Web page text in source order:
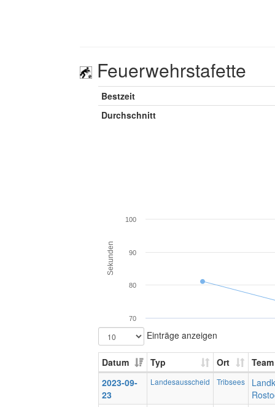
Feuerwehrstafette
Bestzeit
Durchschnitt
Sekunden
70
80
90
100
Einträge anzeigen
Datum Typ Ort
Team
2023-09-
23
Landesausscheid Tribsees